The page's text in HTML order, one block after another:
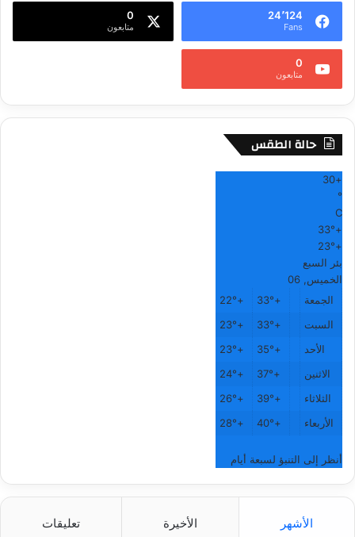
24٬124
Fans
0
متابعون
0
متابعون
حالة الطقس
+
30
°
C
+
33°
+
23°
بئر السبع
الخميس, 06
الجمعة
+
33°
+
22°
السبت
+
33°
+
23°
الأحد
+
35°
+
23°
الاثنين
+
37°
+
24°
الثلاثاء
+
39°
+
26°
الأربعاء
+
40°
+
28°
أنظر إلى التنبؤ لسبعة أيام
الأشهر الأخيرة تعليقات